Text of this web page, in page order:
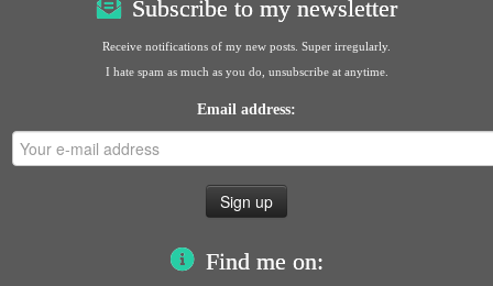
Subscribe to my newsletter
Receive notifications of my new posts. Super irregularly.
I hate spam as much as you do, unsubscribe at anytime.
Email address:
Find me on: